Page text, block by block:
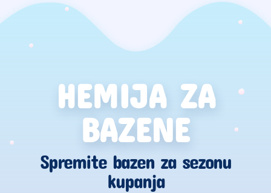
HEMIJA ZA
BAZENE
Spremite bazen za sezonu
kupanja